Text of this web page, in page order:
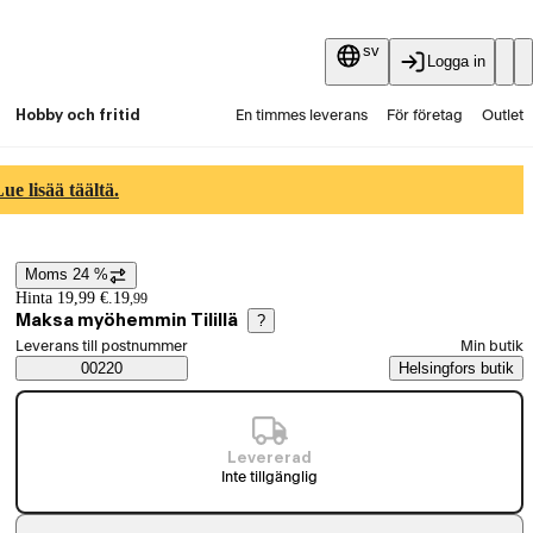
sv
Logga in
Hobby och fritid En timmes leverans För företag Outlet
lisää täältä.
Prisinformation
Moms 24 %
Hinta 19,99 €. 19,99
Maksa myöhemmin Tilillä ?
Saatavuustiedot
Välj beställningssätt
Leverans till postnummer
00220
Min butik
Helsingfors butik
Levererad
Inte tillgänglig